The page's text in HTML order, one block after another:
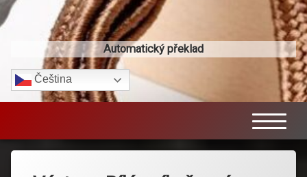
Automatický překlad
Čeština‎